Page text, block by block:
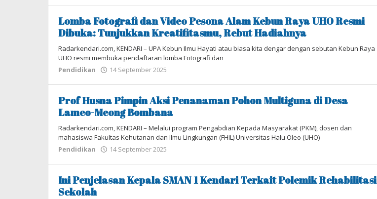
Lomba Fotografi dan Video Pesona Alam Kebun Raya UHO Resmi
Dibuka: Tunjukkan Kreatifitasmu, Rebut Hadiahnya
Radarkendari.com, KENDARI – UPA Kebun Ilmu Hayati atau biasa kita dengar dengan sebutan Kebun Raya
UHO resmi membuka pendaftaran lomba Fotografi dan
Pendidikan
14 September 2025
Prof Husna Pimpin Aksi Penanaman Pohon Multiguna di Desa
Lameo-Meong Bombana
Radarkendari.com, KENDARI – Melalui program Pengabdian Kepada Masyarakat (PKM), dosen dan
mahasiswa Fakultas Kehutanan dan Ilmu Lingkungan (FHIL) Universitas Halu Oleo (UHO)
Pendidikan
14 September 2025
Ini Penjelasan Kepala SMAN 1 Kendari Terkait Polemik Rehabilitasi
Sekolah